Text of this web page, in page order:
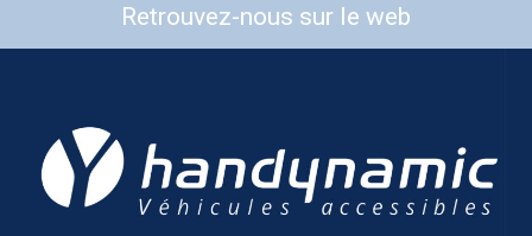
Retrouvez-nous sur le web